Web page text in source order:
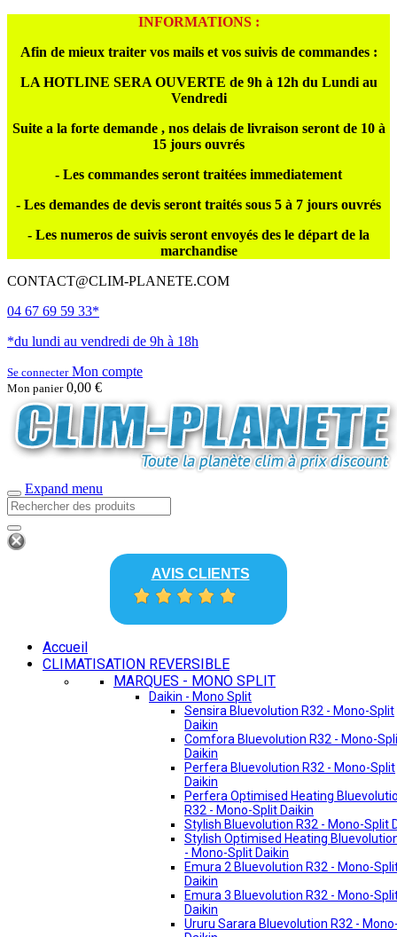
INFORMATIONS :
Afin de mieux traiter vos mails et vos suivis de commandes :
LA HOTLINE SERA OUVERTE de 9h à 12h du Lundi au
Vendredi
Suite a la forte demande , nos delais de livraison seront de 10 à
15 jours ouvrés
- Les commandes seront traitées immediatement
- Les demandes de devis seront traités sous 5 à 7 jours ouvrés
- Les numeros de suivis seront envoyés des le départ de la
marchandise
CONTACT@CLIM-PLANETE.COM
04 67 69 59 33*
*du lundi au vendredi de 9h à 18h
Se connecterMon compte
Mon panier 0,00 €
Expand menu
AVIS CLIENTS
Accueil
CLIMATISATION REVERSIBLE
MARQUES - MONO SPLIT
Daikin - Mono Split
Sensira Bluevolution R32 - Mono-Split
Daikin
Comfora Bluevolution R32 - Mono-
Daikin
Perfera Bluevolution R32 - Mono-Split
Daikin
Perfera Optimised Heating
R32 - Mono-Split Daikin
Stylish Bluevolution R32 - Mono-Split
Stylish Optimised Heating
- Mono-Split Daikin
Emura 2 Bluevolution R32 - Mono-
Daikin
Emura 3 Bluevolution R32 - Mono-
Daikin
Ururu Sarara Bluevolution R32 -